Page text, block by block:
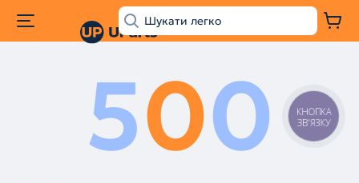
500
КНОПКА
ЗВ'ЯЗКУ